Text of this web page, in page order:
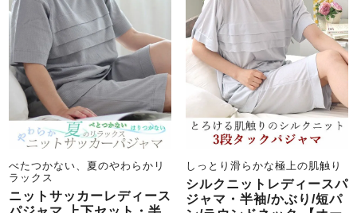
べたつかない、夏のやわらかリ
ラックス
ニットサッカーレディース
しっとり滑らかな極上の肌触り
シルクニットレディースパ
ジャマ・半袖/かぶり/短パ